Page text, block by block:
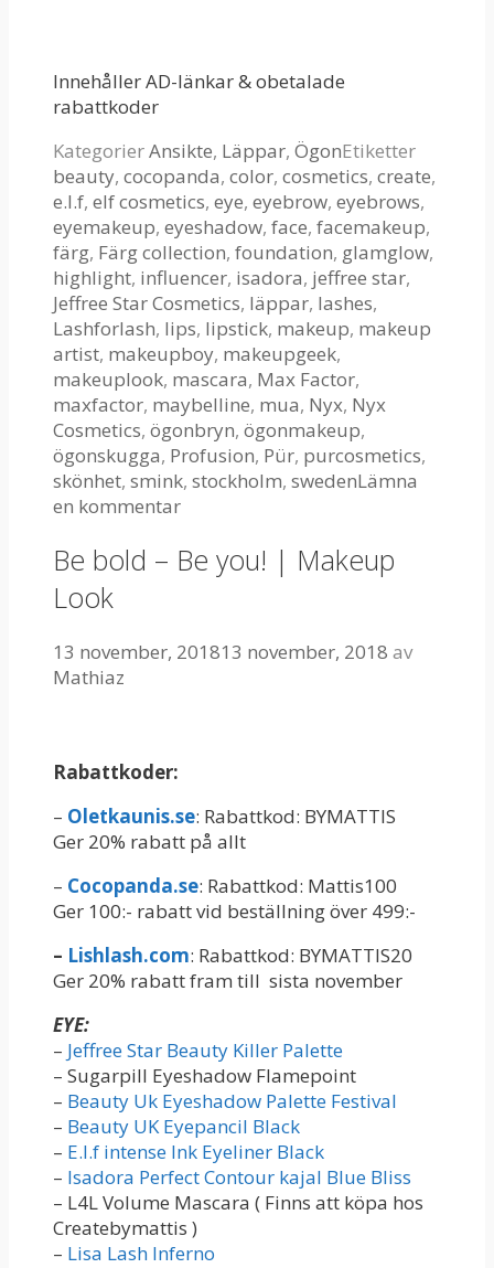
Innehåller AD-länkar & obetalade
rabattkoder
KategorierAnsikte, Läppar, ÖgonEtiketter
beauty, cocopanda, color, cosmetics, create,
e.l.f, elf cosmetics, eye, eyebrow, eyebrows,
eyemakeup, eyeshadow, face, facemakeup,
färg, Färg collection, foundation, glamglow,
highlight, influencer, isadora, jeffree star,
Jeffree Star Cosmetics, läppar, lashes,
Lashforlash, lips, lipstick, makeup, makeup
artist, makeupboy, makeupgeek,
makeuplook, mascara, Max Factor,
maxfactor, maybelline, mua, Nyx, Nyx
Cosmetics, ögonbryn, ögonmakeup,
ögonskugga, Profusion, Pür, purcosmetics,
skönhet, smink, stockholm, swedenLämna
en kommentar
Be bold – Be you! | Makeup
Look
13 november, 201813 november, 2018 av
Mathiaz
Rabattkoder:
– Oletkaunis.se: Rabattkod: BYMATTIS
Ger 20% rabatt på allt
– Cocopanda.se: Rabattkod: Mattis100
Ger 100:- rabatt vid beställning över 499:-
– Lishlash.com: Rabattkod: BYMATTIS20
Ger 20% rabatt fram till sista november
EYE:
– Jeffree Star Beauty Killer Palette
– Sugarpill Eyeshadow Flamepoint
– Beauty Uk Eyeshadow Palette Festival
– Beauty UK Eyepancil Black
– E.l.f intense Ink Eyeliner Black
– Isadora Perfect Contour kajal Blue Bliss
– L4L Volume Mascara ( Finns att köpa hos
Createbymattis )
– Lisa Lash Inferno